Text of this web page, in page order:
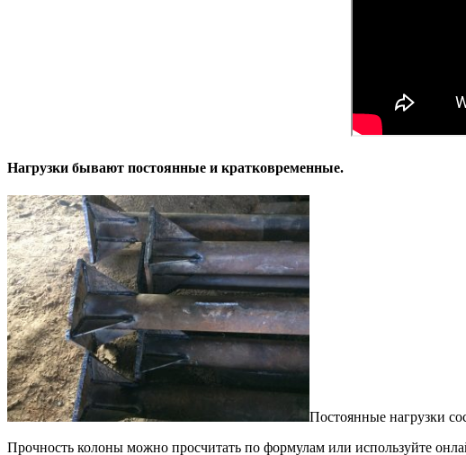
Нагрузки бывают постоянные и кратковременные.
Постоянные нагрузки
Прочность колоны можно просчитать по формулам или используйте